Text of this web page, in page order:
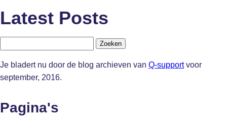
Latest Posts
Je bladert nu door de blog archieven van Q-supportvoor
september, 2016.
Pagina's